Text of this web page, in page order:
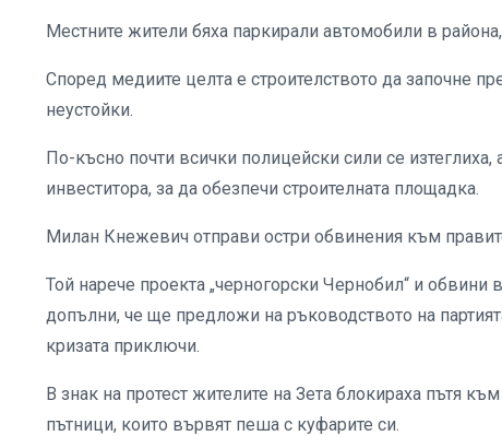
Местните жители бяха паркирали автомобили в
Според медиите целта е строителството да започне
неустойки.
По-късно почти всички полицейски сили се изтеглиха,
инвеститора, за да обезпечи строителната площадка.
Милан Кнежевич отправи остри обвинения към
Той нарече проекта „черногорски Чернобил“ и обвини
допълни, че ще предложи на ръководството на
кризата приключи.
В знак на протест жителите на Зета блокираха пътя
пътници, които вървят пеша с куфарите си.